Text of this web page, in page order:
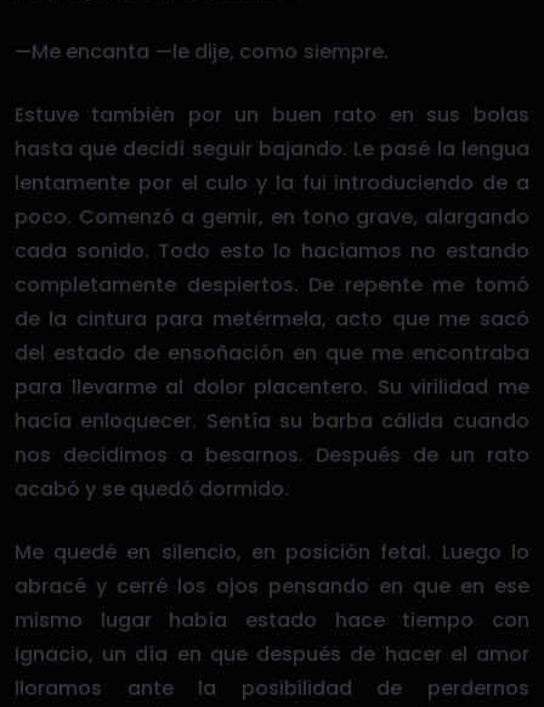
—Me encanta —le dije, como siempre.
Estuve también por un buen rato en sus bolas
hasta que decidí seguir bajando. Le pasé la lengua
lentamente por el culo y la fui introduciendo de a
poco. Comenzó a gemir, en tono grave, alargando
cada sonido. Todo esto lo hacíamos no estando
completamente despiertos. De repente me tomó
de la cintura para metérmela, acto que me sacó
del estado de ensoñación en que me encontraba
para llevarme al dolor placentero. Su virilidad me
hacía enloquecer. Sentía su barba cálida cuando
nos decidimos a besarnos. Después de un rato
acabó y se quedó dormido.
Me quedé en silencio, en posición fetal. Luego lo
abracé y cerré los ojos pensando en que en ese
mismo lugar había estado hace tiempo con
Ignacio, un día en que después de hacer el amor
lloramos ante la posibilidad de perdernos